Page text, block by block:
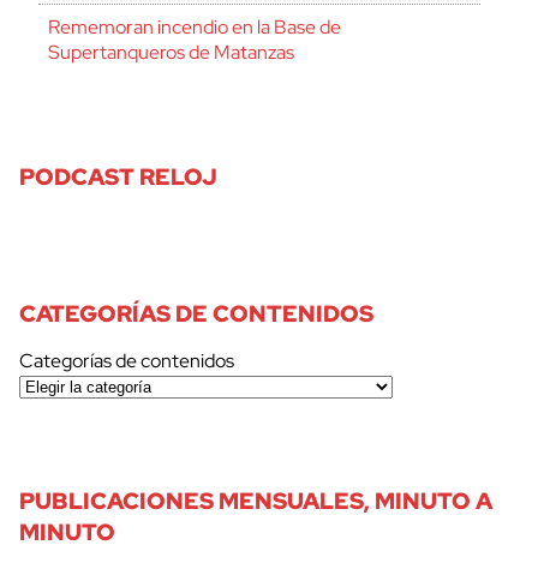
Rememoran incendio en la Base de
Supertanqueros de Matanzas
PODCAST RELOJ
CATEGORÍAS DE CONTENIDOS
Categorías de contenidos
PUBLICACIONES MENSUALES, MINUTO A
MINUTO